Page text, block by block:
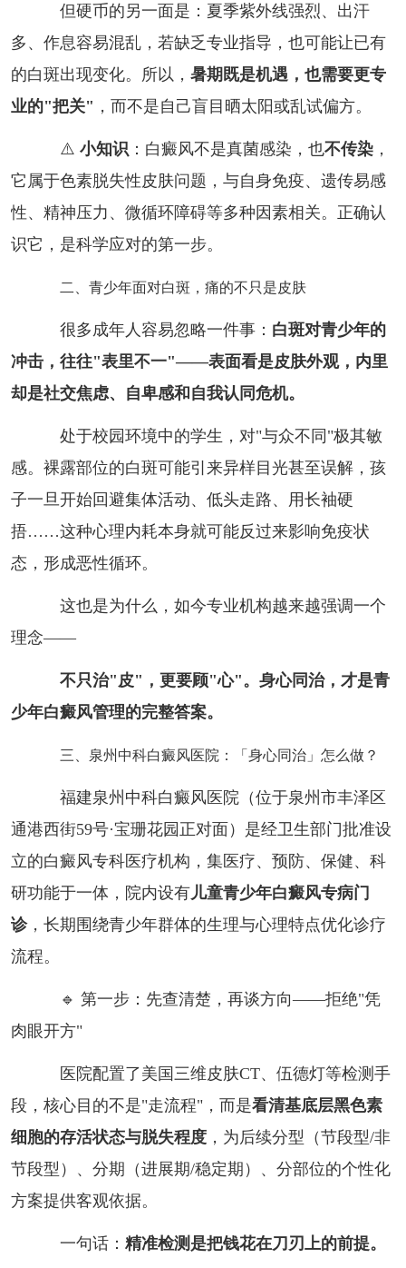
但硬币的另一面是：夏季紫外线强烈、出汗
多、作息容易混乱，若缺乏专业指导，也可能让已有
的白斑出现变化。所以， 暑期既是机遇，也需要更专
业的"把关" ，而不是自己盲目晒太阳或乱试偏方。
⚠️ 小知识 ：白癜风不是真菌感染，也不传染，
它属于色素脱失性皮肤问题，与自身免疫、遗传易感
性、精神压力、微循环障碍等多种因素相关。正确认
识它，是科学应对的第一步。
二、青少年面对白斑，痛的不只是皮肤
很多成年人容易忽略一件事： 白斑对青少年的
冲击，往往"表里不一"——表面看是皮肤外观，内里
却是社交焦虑、自卑感和自我认同危机。
处于校园环境中的学生，对"与众不同"极其敏
感。裸露部位的白斑可能引来异样目光甚至误解，孩
子一旦开始回避集体活动、低头走路、用长袖硬
捂……这种心理内耗本身就可能反过来影响免疫状
态，形成恶性循环。
这也是为什么，如今专业机构越来越强调一个
理念——
不只治"皮"，更要顾"心"。身心同治，才是青
少年白癜风管理的完整答案。
三、泉州中科白癜风医院：「身心同治」怎么做？
福建泉州中科白癜风医院（位于泉州市丰泽区
通港西街59号·宝珊花园正对面）是经卫生部门批准设
立的白癜风专科医疗机构，集医疗、预防、保健、科
研功能于一体，院内设有儿童青少年白癜风专病门
诊，长期围绕青少年群体的生理与心理特点优化诊疗
流程。
🔹 第一步：先查清楚，再谈方向——拒绝"凭
肉眼开方"
医院配置了美国三维皮肤CT、伍德灯等检测手
段，核心目的不是"走流程"，而是看清基底层黑色素
细胞的存活状态与脱失程度，为后续分型（节段型/非
节段型）、分期（进展期/稳定期）、分部位的个性化
方案提供客观依据。
一句话： 精准检测是把钱花在刀刃上的前提。